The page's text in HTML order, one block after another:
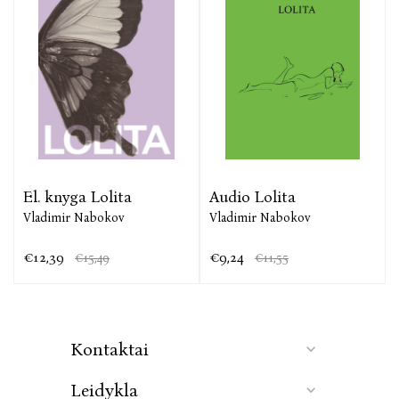
El. knyga Lolita
Vladimir Nabokov
€12,39 €15,49
Audio Lolita
Vladimir Nabokov
€9,24 €11,55
Kontaktai
Leidykla